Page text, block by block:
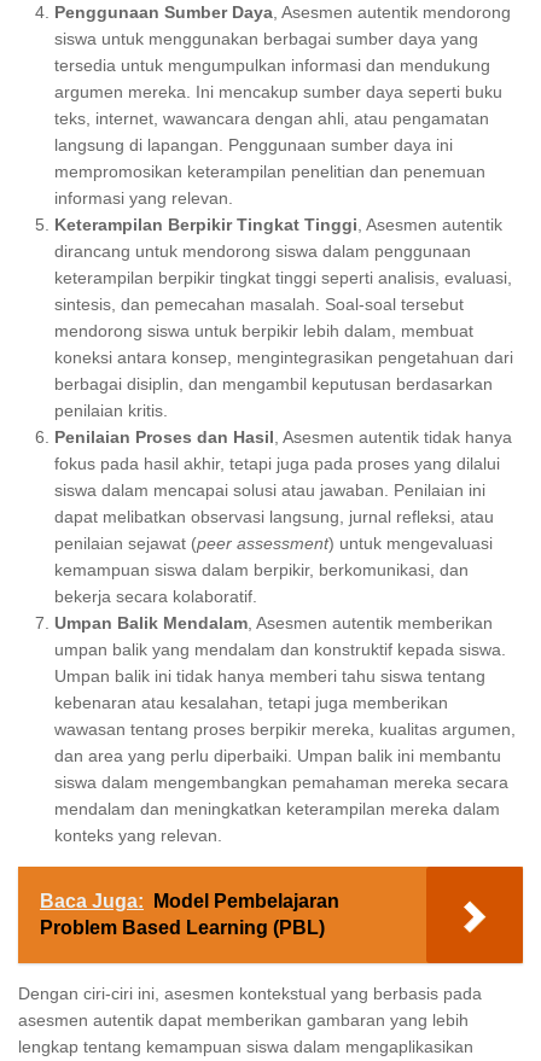
Penggunaan Sumber Daya , Asesmen autentik mendorong
siswa untuk menggunakan berbagai sumber daya yang
tersedia untuk mengumpulkan informasi dan mendukung
argumen mereka. Ini mencakup sumber daya seperti buku
teks, internet, wawancara dengan ahli, atau pengamatan
langsung di lapangan. Penggunaan sumber daya ini
mempromosikan keterampilan penelitian dan penemuan
informasi yang relevan.
Keterampilan Berpikir Tingkat Tinggi , Asesmen autentik
dirancang untuk mendorong siswa dalam penggunaan
keterampilan berpikir tingkat tinggi seperti analisis, evaluasi,
sintesis, dan pemecahan masalah. Soal-soal tersebut
mendorong siswa untuk berpikir lebih dalam, membuat
koneksi antara konsep, mengintegrasikan pengetahuan dari
berbagai disiplin, dan mengambil keputusan berdasarkan
penilaian kritis.
Penilaian Proses dan Hasil , Asesmen autentik tidak hanya
fokus pada hasil akhir, tetapi juga pada proses yang dilalui
siswa dalam mencapai solusi atau jawaban. Penilaian ini
dapat melibatkan observasi langsung, jurnal refleksi, atau
penilaian sejawat (peer assessment) untuk mengevaluasi
kemampuan siswa dalam berpikir, berkomunikasi, dan
bekerja secara kolaboratif.
Umpan Balik Mendalam , Asesmen autentik memberikan
umpan balik yang mendalam dan konstruktif kepada siswa.
Umpan balik ini tidak hanya memberi tahu siswa tentang
kebenaran atau kesalahan, tetapi juga memberikan
wawasan tentang proses berpikir mereka, kualitas argumen,
dan area yang perlu diperbaiki. Umpan balik ini membantu
siswa dalam mengembangkan pemahaman mereka secara
mendalam dan meningkatkan keterampilan mereka dalam
konteks yang relevan.
Baca Juga:
Model Pembelajaran
Problem Based Learning (PBL)
Dengan ciri-ciri ini, asesmen kontekstual yang berbasis pada
asesmen autentik dapat memberikan gambaran yang lebih
lengkap tentang kemampuan siswa dalam mengaplikasikan